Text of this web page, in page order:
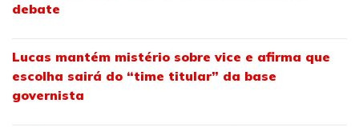
debate
Lucas mantém mistério sobre vice e afirma que
escolha sairá do “time titular” da base
governista